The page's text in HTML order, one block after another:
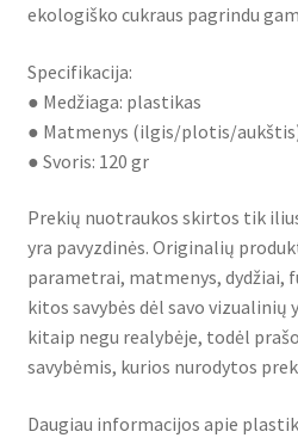
ekologiško cukraus pagrindu
Specifikacija:
● Medžiaga: plastikas
● Matmenys (ilgis/plotis/
● Svoris: 120 gr
Prekių nuotraukos skirtos tik
yra pavyzdinės. Originalių
parametrai, matmenys, dydžiai,
kitos savybės dėl savo
kitaip negu realybėje, todėl
savybėmis, kurios nurodytos
Daugiau informacijos apie